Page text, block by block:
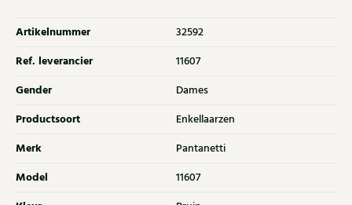
Artikelnummer 32592
Ref. leverancier 11607
Gender Dames
Productsoort Enkellaarzen
Merk Pantanetti
Model 11607